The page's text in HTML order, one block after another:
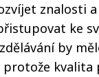
znalosti
ke
by
kvalita